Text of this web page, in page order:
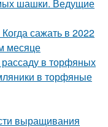
шашки. Ведущие
сажать в 2022
месяце
в торфяных
в торфяные
выращивания